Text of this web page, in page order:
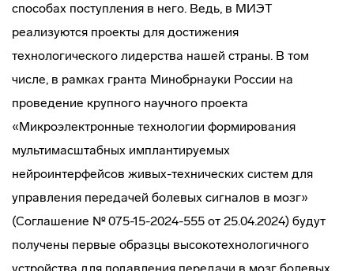
способах поступления в него. Ведь, в МИЭТ
реализуются проекты для достижения
технологического лидерства нашей страны. В том
числе, в рамках гранта Минобрнауки России на
проведение крупного научного проекта
«Микроэлектронные технологии формирования
мультимасштабных имплантируемых
нейроинтерфейсов живых-технических систем для
управления передачей болевых сигналов в мозг»
(Соглашение № 075-15-2024-555 от 25.04.2024) будут
получены первые образцы высокотехнологичного